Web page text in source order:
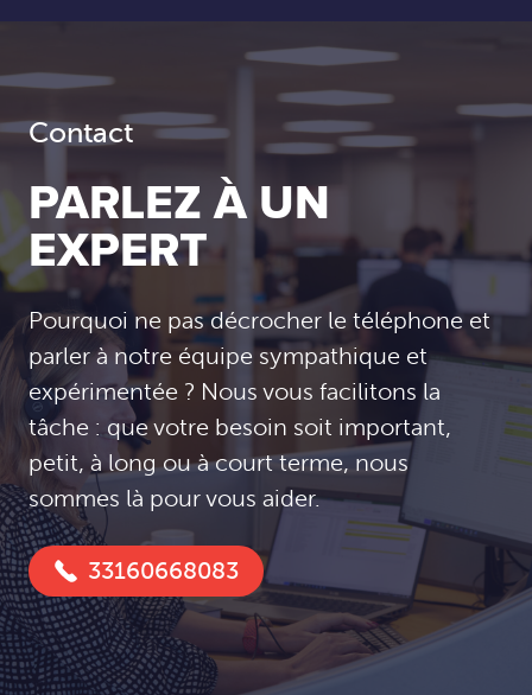
Contact
PARLEZ À UN
EXPERT
Pourquoi ne pas décrocher le téléphone et
parler à notre équipe sympathique et
expérimentée ? Nous vous facilitons la
tâche : que votre besoin soit important,
petit, à long ou à court terme, nous
sommes là pour vous aider.
33160668083